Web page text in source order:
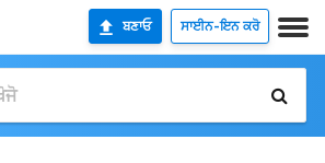
ਬਣਾਓ ਸਾਈਨ-ਇਨ ਕਰੋ